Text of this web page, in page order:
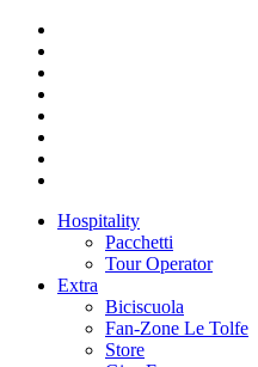
Hospitality
Pacchetti
Tour Operator
Extra
Biciscuola
Fan-Zone Le Tolfe
Store